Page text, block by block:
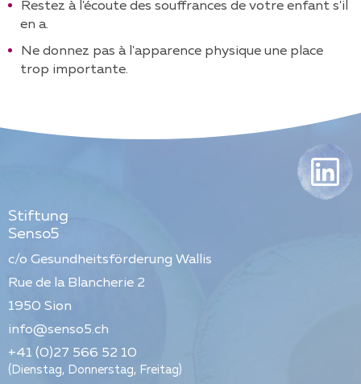
Restez à l'écoute des souffrances de votre enfant s'il
en a.
Ne donnez pas à l'apparence physique une place
trop importante.
Stiftung
Senso5
c/o Gesundheitsförderung Wallis
Rue de la Blancherie 2
1950 Sion
info@senso5.ch
+41 (0)27 566 52 10
(Dienstag, Donnerstag, Freitag)